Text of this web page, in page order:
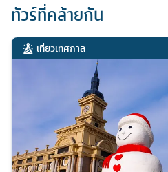
ทัวร์ที่คล้ายกัน
เที่ยวเทศกาล